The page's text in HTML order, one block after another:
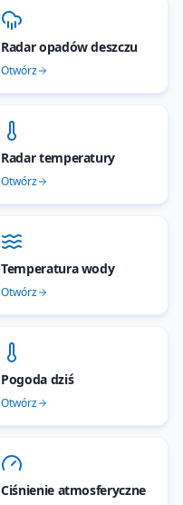
Radar opadów deszczu
Otwórz
Radar temperatury
Otwórz
Temperatura wody
Otwórz
Pogoda dziś
Otwórz
Ciśnienie atmosferyczne